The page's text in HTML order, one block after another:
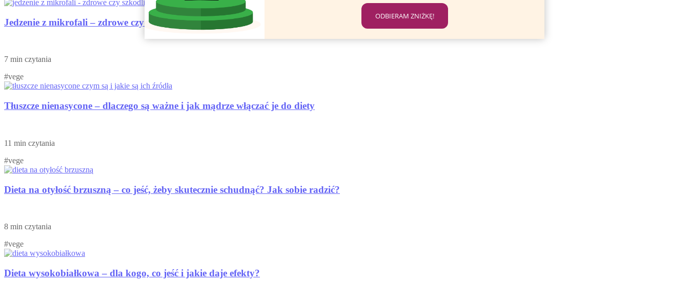
Jedzenie z mikrofali – zdrowe czy szkodliwe? I czy można podgrzewać plastikowe pojemniki?
7 min czytania
#vege
Tłuszcze nienasycone – dlaczego są ważne i jak mądrze włączać je do diety
11 min czytania
#vege
Dieta na otyłość brzuszną – co jeść, żeby skutecznie schudnąć? Jak sobie radzić?
8 min czytania
#vege
Dieta wysokobiałkowa – dla kogo, co jeść i jakie daje efekty?